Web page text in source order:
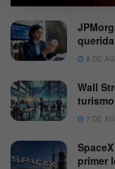
8 DE
Wall
7 DE
primer